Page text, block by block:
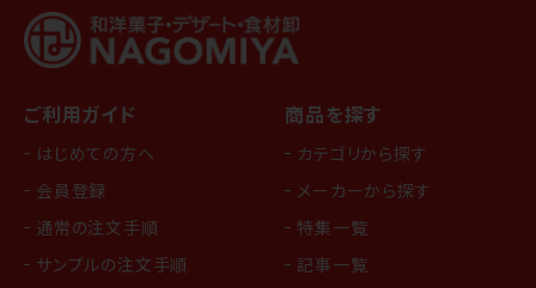
ご利用ガイド
はじめての方へ
会員登録
通常の注文手順
サンプルの注文手順
商品を探す
カテゴリから探す
メーカーから探す
特集一覧
記事一覧